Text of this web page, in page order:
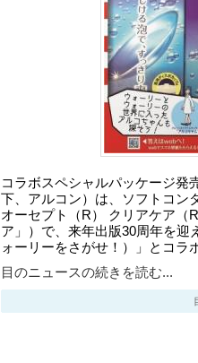
コラボスペシャルパッケージ発
下、アルコン）は、ソフトコン
オーセプト（R） クリアケア（
ア」）で、来年出版30周年を迎
ォーリーをさがせ！）」とコラ
目のニュースの続きを読む...